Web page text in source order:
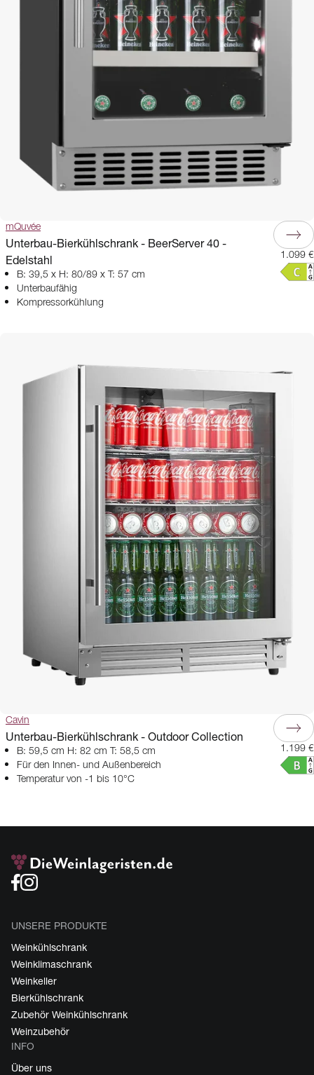
mQuvée
Unterbau-Bierkühlschrank - BeerServer 40 -
Edelstahl
B: 39,5 x H: 80/89 x T: 57 cm
Unterbaufähig
Kompressorkühlung
1.099 €
Cavin
Unterbau-Bierkühlschrank - Outdoor Collection
B: 59,5 cm H: 82 cm T: 58,5 cm
Für den Innen- und Außenbereich
Temperatur von -1 bis 10°C
1.199 €
UNSERE PRODUKTE
Weinkühlschrank
Weinklimaschrank
Weinkeller
Bierkühlschrank
Zubehör Weinkühlschrank
Weinzubehör
INFO
Über uns